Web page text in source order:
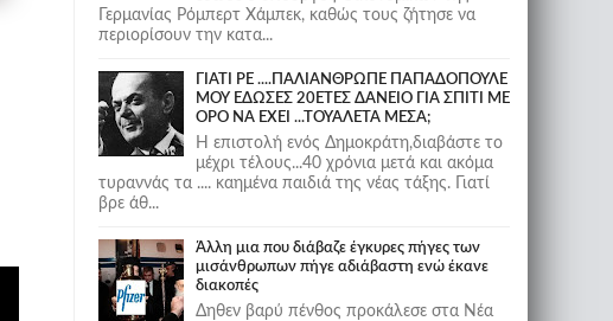
Γερμανίας Ρόμπερτ Χάμπεκ, καθώς τους ζήτησε να
περιορίσουν την κατα...
ΓΙΑΤΙ ΡΕ ....ΠΑΛΙΑΝΘΡΩΠΕ ΠΑΠΑΔΟΠΟΥΛΕ
ΜΟΥ ΕΔΩΣΕΣ 20ΕΤΕΣ ΔΑΝΕΙΟ ΓΙΑ ΣΠΙΤΙ ΜΕ
ΟΡΟ ΝΑ ΕΧΕΙ ...ΤΟΥΑΛΕΤΑ ΜΕΣΑ;
Η επιστολή ενός Δημοκράτη,διαβάστε το
μέχρι τέλους...40 χρόνια μετά και ακόμα
τυραννάς τα .... καημένα παιδιά της νέας τάξης. Γιατί
βρε άθ...
Άλλη μια που διάβαζε έγκυρες πήγες των
μισάνθρωπων πήγε αδιάβαστη ενώ έκανε
διακοπές
Δηθεν βαρύ πένθος προκάλεσε στα Νέα